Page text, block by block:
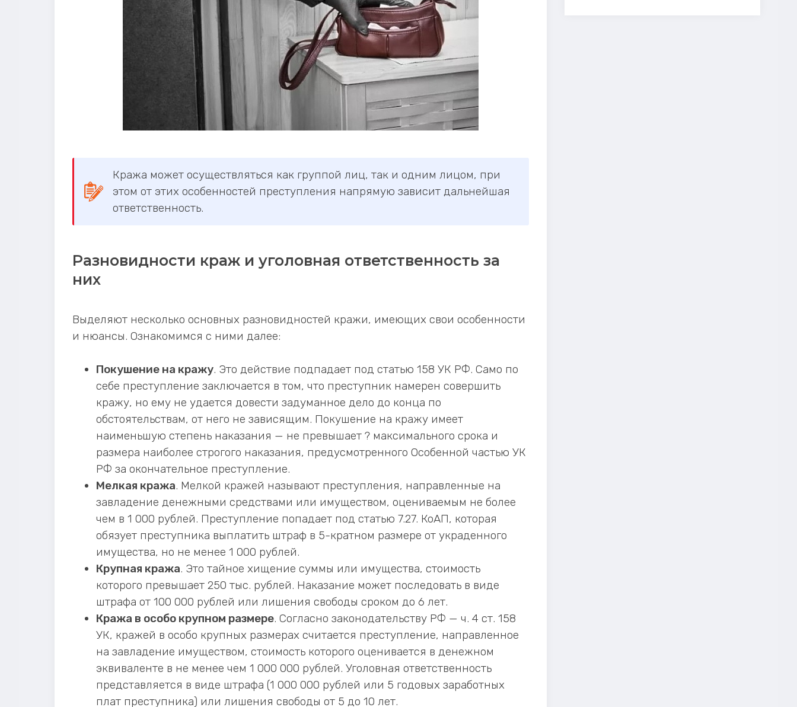
Кража может осуществляться как группой лиц, так и одним лицом, при
этом от этих особенностей преступления напрямую зависит дальнейшая
ответственность.
Разновидности краж и уголовная ответственность за
них
Выделяют несколько основных разновидностей кражи, имеющих свои особенности
и нюансы. Ознакомимся с ними далее:
Покушение на кражу. Это действие подпадает под статью 158 УК РФ. Само по
себе преступление заключается в том, что преступник намерен совершить
кражу, но ему не удается довести задуманное дело до конца по
обстоятельствам, от него не зависящим. Покушение на кражу имеет
наименьшую степень наказания — не превышает ? максимального срока и
размера наиболее строгого наказания, предусмотренного Особенной частью УК
РФ за окончательное преступление.
Мелкая кража. Мелкой кражей называют преступления, направленные на
завладение денежными средствами или имуществом, оцениваемым не более
чем в 1 000 рублей. Преступление попадает под статью 7.27. КоАП, которая
обязует преступника выплатить штраф в 5-кратном размере от украденного
имущества, но не менее 1 000 рублей.
Крупная кража. Это тайное хищение суммы или имущества, стоимость
которого превышает 250 тыс. рублей. Наказание может последовать в виде
штрафа от 100 000 рублей или лишения свободы сроком до 6 лет.
Кража в особо крупном размере. Согласно законодательству РФ — ч. 4 ст. 158
УК, кражей в особо крупных размерах считается преступление, направленное
на завладение имуществом, стоимость которого оценивается в денежном
эквиваленте в не менее чем 1 000 000 рублей. Уголовная ответственность
представляется в виде штрафа (1 000 000 рублей или 5 годовых заработных
плат преступника) или лишения свободы от 5 до 10 лет.